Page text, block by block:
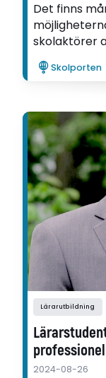
Det finns
skolaktörer
praktiska
Paulsruds
Skolporten
Lärarutbildning
2024-08-26